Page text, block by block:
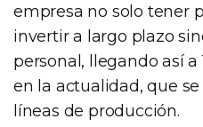
empresa no solo tener
invertir a largo plazo
personal, llegando así
en la actualidad, que
líneas de producción.